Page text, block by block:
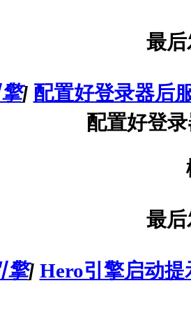
最
] 配置好登录器后
配置好登
最
擎] Hero引擎启动提